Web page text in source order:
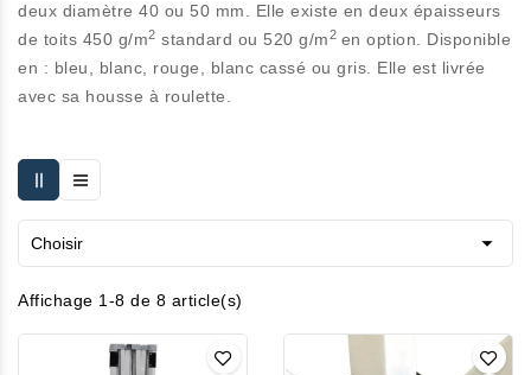
deux diamètre 40 ou 50 mm. Elle existe en deux épaisseurs
de toits 450 g/m2 standard ou 520 g/m2 en option. Disponible
en : bleu, blanc, rouge, blanc cassé ou gris. Elle est livrée
avec sa housse à roulette.
Choisir 
Affichage 1-8 de 8 article(s)